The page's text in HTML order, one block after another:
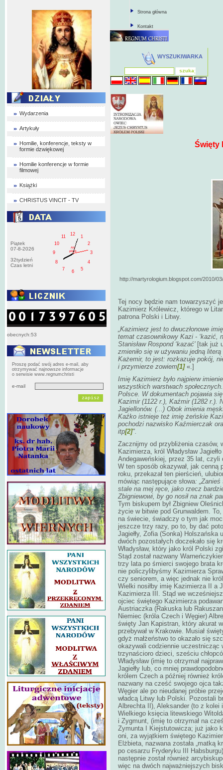
Wydarzenia
Artykuły
Homilie, konferencje, teksty w
formie dzwiękowej
Homilie konferencje w formie
filmowej
Książki
CHRISTUS VINCIT - TV
Piątek
07-8-2026
32tydzień
Czas letni
1
2
3
4
5
6
7
8
9
10
11
12
AM
pištek
obecnych:53
Proszę podać swój adres e-mail, aby
otrzymywać najnowsze informacje
o serwisie www.regnumchristi
e-mail
Strona główna
Kontakt
WYSZUKIWARKA
Święty
http://martyrologium.blogspot.com/2010/
Tej nocy będzie nam towarzyszyć
Kazimierz Królewicz, którego w
patrona Polski i Litwy.
„Kazimierz jest to dwuczłonowe
temat czasownikowy Kazi -
Stanisław Rospond ‘kazać' [tak już
zmieniło się w używaniu jedną
Każemir, to jest: rozkazuje pokój,
i przymierze zowiem[1]«.]
Imię Kazimierz było najpierw
wszystkich warstwach
Polsce. W dokumentach pojawia
Kazimir (1122 r.), Kaźmir (1282 r.).
Jagiellonów. (...) Obok imienia
Kaźko istnieje też imię żeńskie
pochodzi nazwisko Kaźmierczak
itp[2]".
Zacznijmy od przybliżenia czasów,
Kazimierza, król Władysław
Andegaweńskiej, przez 35 lat, czyli
W ten sposób okazywał, jak cenną
roku, przekazał ten pierścień,
mówiąc następujące słowa: „Zanieś
stale na mej ręce, jako rzecz
Zbigniewowi, by go nosił na znak
Tym biskupem był Zbigniew
życie w bitwie pod Grunwaldem.
na świecie, świadczy o tym jak
jeszcze trzy razy, po to, by dać
Jagiełły, Zofia (Sonka) Holszańska
dwóch pozostałych doczekało się
Władysław, który jako król Polski
Stąd został nazwany
trzy lata po śmierci swojego brata
nie policzylibyśmy Kazimierza
czy seniorem, a więc jednak nie
Wielki nosiłby imię Kazimierza II a
Kazimierza III. Stąd we
ojciec świętego Kazimierza
Austriaczka (Rakuska lub
Niemiec (króla Czech i Węgier)
święty Jan Kapistran, który akurat
przebywał w Krakowie. Musiał
gdyż małżeństwo to okazało się
okazywali codziennie uczestnicząc
trzynaścioro dzieci, sześciu
Władysław (imię to otrzymał
Jagiełły lub, co mniej
królem Czech a później również
nazwany na cześć swojego ojca
Węgier ale po nieudanej próbie
władcą Litwy lub Polski. Pozostali
Albrechta II), Aleksander (to z
Wielkiego księcia litewskiego
i Zygmunt, (imię to otrzymał na
Zymunta I Kiejstutowicza; już jako
oni, za wyjątkiem świętego
Elżbieta, nazwana została „matką
po cesarzu Fryderyku III
następnie został również
więc na dwóch najważniejszych